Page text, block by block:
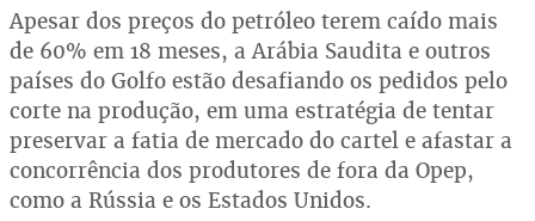
Apesar dos preços do petróleo terem caído mais
de 60% em 18 meses, a Arábia Saudita e outros
países do Golfo estão desafiando os pedidos pelo
corte na produção, em uma estratégia de tentar
preservar a fatia de mercado do cartel e afastar a
concorrência dos produtores de fora da Opep,
como a Rússia e os Estados Unidos.